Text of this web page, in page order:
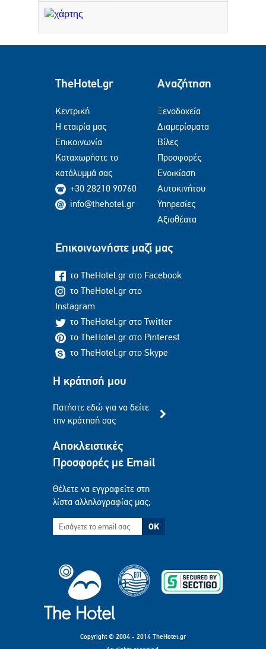
TheHotel.gr
Κεντρική
Η εταιρία μας
Επικοινωνία
Καταχωρήστε το
κατάλυμμά σας
+30 28210 90760
info@thehotel.gr
Αναζήτηση
Ξενοδοχεία
Διαμερίσματα
Βίλες
Προσφορές
Ενοικίαση
Αυτοκινήτου
Υπηρεσίες
Αξιοθέατα
Επικοινωνήστε μαζί μας
το TheHotel.gr στο Facebook
το TheHotel.gr στο
Instagram
το TheHotel.gr στο Twitter
το TheHotel.gr στο Pinterest
το TheHotel.gr στο Skype
Η κράτησή μου
Πατήστε εδώ για να δείτε
την κράτησή σας
Αποκλειστικές
Προσφορές με Email
Θέλετε να εγγραφείτε στη
λίστα αλληλογραφίας μας;
OK
Copyright © 2004 - 2014 TheHotel.gr